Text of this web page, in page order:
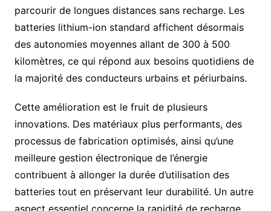
parcourir de longues distances sans recharge. Les
batteries lithium-ion standard affichent désormais
des autonomies moyennes allant de 300 à 500
kilomètres, ce qui répond aux besoins quotidiens de
la majorité des conducteurs urbains et périurbains.
Cette amélioration est le fruit de plusieurs
innovations. Des matériaux plus performants, des
processus de fabrication optimisés, ainsi qu’une
meilleure gestion électronique de l’énergie
contribuent à allonger la durée d’utilisation des
batteries tout en préservant leur durabilité. Un autre
aspect essentiel concerne la rapidité de recharge,